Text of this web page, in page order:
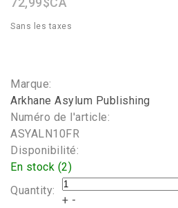
Sans les taxes
Marque:
Arkhane Asylum Publishing
Numéro de l'article:
ASYALN10FR
Disponibilité:
En stock (2)
Quantity:
+ -